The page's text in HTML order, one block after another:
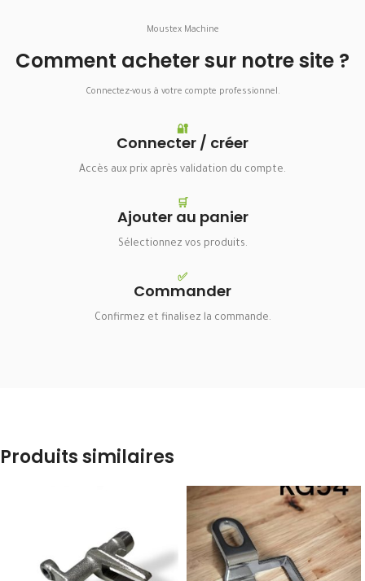
Moustex Machine
Comment acheter sur notre site ?
Connectez-vous à votre compte professionnel.
🔐
Connecter / créer
Accès aux prix après validation du compte.
🛒
Ajouter au panier
Sélectionnez vos produits.
✅
Commander
Confirmez et finalisez la commande.
Produits similaires